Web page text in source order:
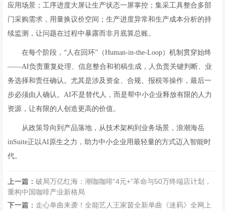
应用场景；工序进度大屏让生产状态一屏掌控；集采工具整合多部
门采购需求，用量换议价空间；生产进度异常和生产成本分析的持
续监测，让问题在过程中暴露而非月底算总账。
在每个阶段，“人在回环”（Human-in-the-Loop）机制贯穿始终
——AI负责重复处理、信息整合和初稿生成，人负责关键判断、业
务选择和责任确认。尤其是涉及资金、合规、报税等操作，最后一
步必须由人确认。AI不是替代人，而是帮中小企业释放有限的人力
资源，让有限的人创造更高的价值。
从政策导向到产品落地，从技术架构到业务场景，浪潮海岳
inSuite正以AI原生之力，助力中小企业用最轻量的方式迈入智能时
代。
上一篇：破局万亿红海：潮咖咖啡“4元+”革命与50万终端店计划，
重构中国咖啡产业新格局
下一篇： 走心单曲来袭！全能艺人王家茵全新单曲《迷羁》全网上